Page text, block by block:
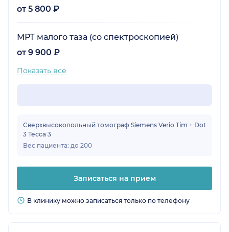
от 5 800 ₽
МРТ малого таза (со спектроскопией)
от 9 900 ₽
Показать все
Сверхвысокопольный томограф Siemens Verio Tim + Dot
3 Тесса 3
Вес пациента: до 200
Записаться на прием
В клинику можно записаться только по телефону